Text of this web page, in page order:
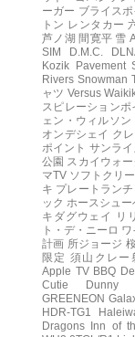
ーガー ブライスポ
トン レンタカー
芦ノ湖 間寛平 雪
SIM
D.M.C.
Kozik
Pavement
Rivers Snowman
ャツ Versus
スピレーションポ
ェン・ウィルソン
オンデシェイ ク
ポイント サンライ
公園 スカイウォー
マTV ソフトクリ
キ プレートランチ
ック ホースシュー
キダグウェイ
リ
ト・デ・ニーロ ワ
計画 所ジョージ
限定 須山クレー
Apple TV BBQ
Cutie
Dunny
GREENEON
HDR-TG1
Dragons
Inn of